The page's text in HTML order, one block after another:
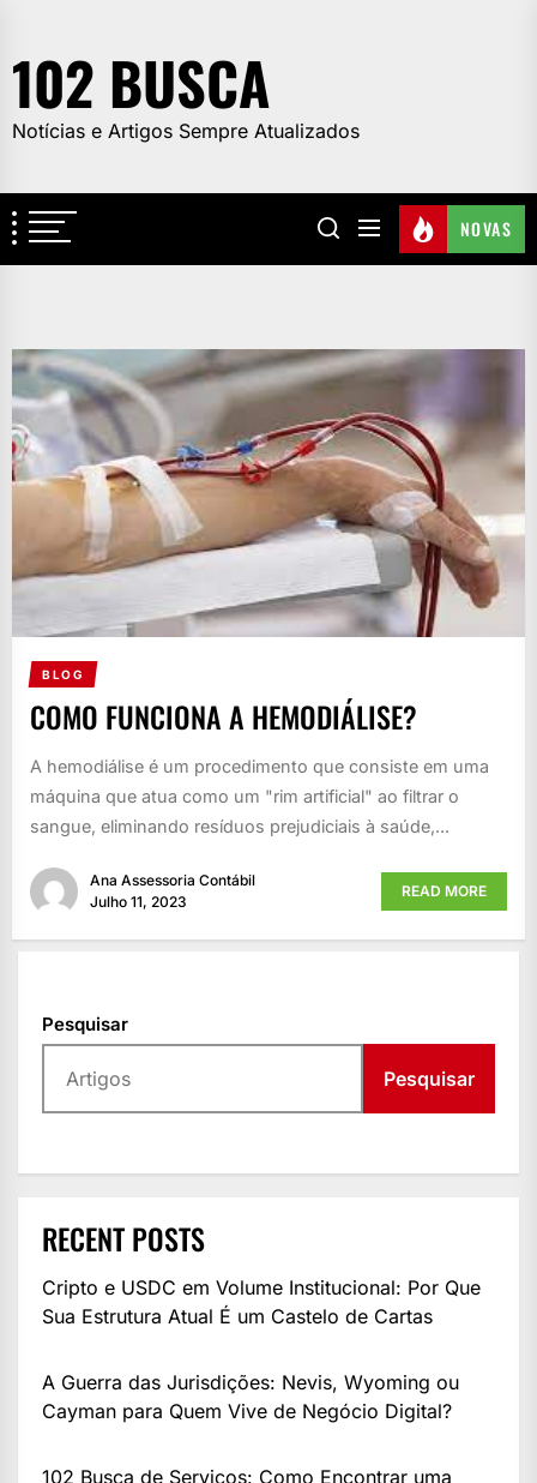
the
content
102 BUSCA
Notícias e Artigos Sempre Atualizados
NOVAS
BLOG
COMO FUNCIONA A HEMODIÁLISE?
A hemodiálise é um procedimento que consiste em uma
máquina que atua como um "rim artificial" ao filtrar o
sangue, eliminando resíduos prejudiciais à saúde,...
Ana Assessoria Contábil
Julho 11, 2023
READ MORE
Pesquisar
Pesquisar
RECENT POSTS
Cripto e USDC em Volume Institucional: Por Que
Sua Estrutura Atual É um Castelo de Cartas
A Guerra das Jurisdições: Nevis, Wyoming ou
Cayman para Quem Vive de Negócio Digital?
102 Busca de Serviços: Como Encontrar uma